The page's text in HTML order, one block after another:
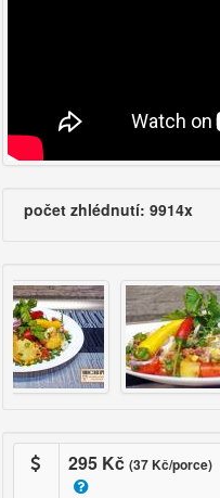
počet zhlédnutí: 9914x
295 Kč (37 Kč/porce)